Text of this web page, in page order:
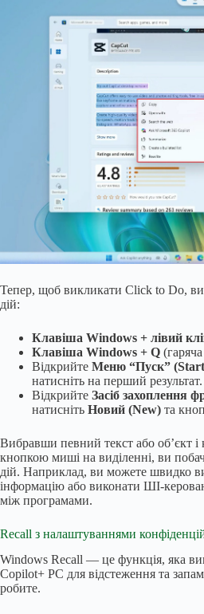
Тепер, щоб викликати Click to Do,
дій:
Клавіша Windows + лівий
Клавіша Windows + Q
Відкрийте Меню “Пуск”
натисніть на перший результат.
Відкрийте Засіб захоплення
натисніть Новий (New) та
Вибравши певний текст або об’єкт
кнопкою миші на виділенні, ви
дій. Наприклад, ви можете швидко
інформацію або виконати ШІ-
між програмами.
Recall з налаштуваннями
Windows Recall — це функція, яка
Copilot+ PC для відстеження та
робите.